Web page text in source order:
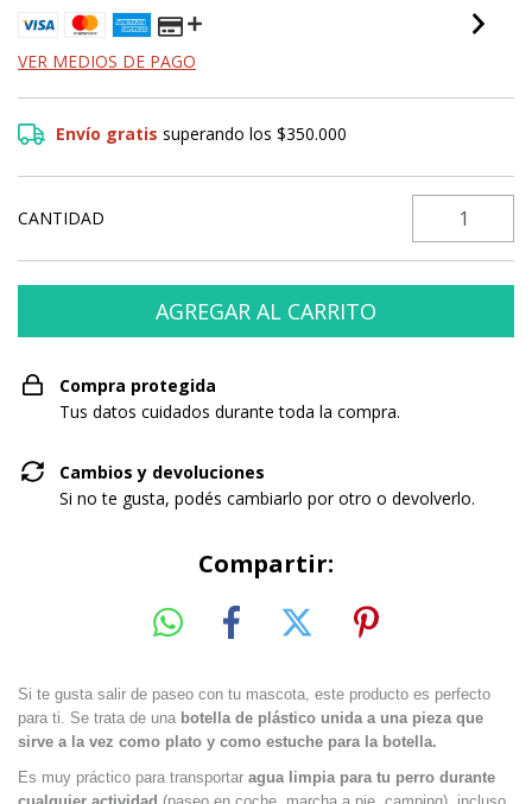
VER MEDIOS DE PAGO
Envío gratis superando los$350.000
CANTIDAD
Compra protegida
Tus datos cuidados durante toda la compra.
Cambios y devoluciones
Si no te gusta, podés cambiarlo por otro o devolverlo.
Compartir:
Si te gusta salir de paseo con tu mascota, este producto es perfecto
para ti. Se trata de una botella de plástico unida a una pieza que
sirve a la vez como plato y como estuche para la botella.
Es muy práctico para transportar agua limpia para tu perro durante
cualquier actividad (paseo en coche, marcha a pie, camping), incluso